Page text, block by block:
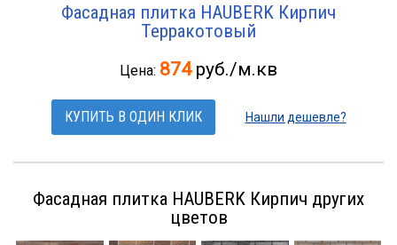
Фасадная плитка HAUBERK Кирпич
Терракотовый
Цена: 874руб./м.кв
КУПИТЬ В ОДИН КЛИК Нашли дешевле?
Фасадная плитка HAUBERK Кирпич других
цветов